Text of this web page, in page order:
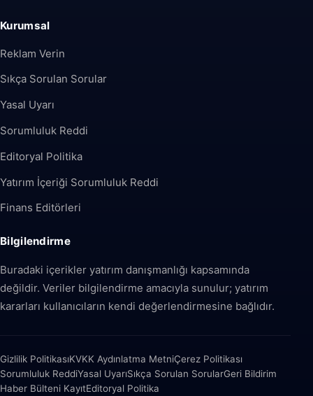
Kurumsal
Reklam Verin
Sıkça Sorulan Sorular
Yasal Uyarı
Sorumluluk Reddi
Editoryal Politika
Yatırım İçeriği Sorumluluk Reddi
Finans Editörleri
Bilgilendirme
Buradaki içerikler yatırım danışmanlığı kapsamında
değildir. Veriler bilgilendirme amacıyla sunulur; yatırım
kararları kullanıcıların kendi değerlendirmesine bağlıdır.
Gizlilik PolitikasıKVKK Aydınlatma MetniÇerez Politikası
Sorumluluk ReddiYasal UyarıSıkça Sorulan SorularGeri Bildirim
Haber Bülteni KayıtEditoryal Politika